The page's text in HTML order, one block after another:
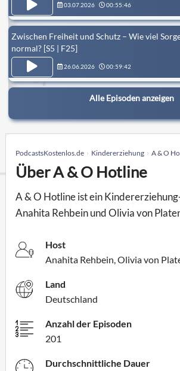
03.07.2026 00:55:46
Zwischen Freiheit und Schutz – Wie viel
normal? [S5 | F25]
26.06.2026 00:59:42
Alle Episoden anzeigen
PodcastsKostenlos.de Kindererziehung A & O
Über A & O Hotline
A & O Hotline ist ein
Anahita Rehbein und Olivia von
Host
Anahita Rehbein, Olivia von
Land
Deutschland
Anzahl der Episoden
201
Durchschnittliche Dauer